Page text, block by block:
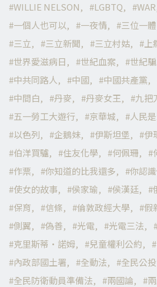
WILLIE NELSON
LGBTQ WAR
一個人也可以
一夜情 三位一體
三立
三立新聞 三立村姑 上
世界愛滋病日
世紀血案 世紀
中共同路人
中國 中國共產黨
中間白
丹麥 丹麥女王 九把
五一勞工大遊行
京華城 人民
以色列
企鵝妹 伊斯坦堡 伊
伯洋買驢
住友化學 何佩珊
作票
你知道的比我還多
你認
使女的故事
侯家瑜 侯漢廷
保育
信條 倫敦政經大學 假
側翼
偽善 光電 光電三法
克里斯蒂·諾姆
兒童權利公約
內政部國土署
全動法
全民公投
全民防衛動員準備法
兩國論